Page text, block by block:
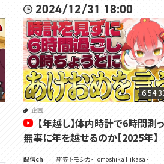
▽メンバーシップ
https://
n
▽チャンネル登録よろ
https://
▽ツイッターはここ
https://twitter.com/
2024/12/31 18:00
企画
【年越し】体内時計で6時間測
無事に年を越せるのか【2025年】
配信ch 緋笠トモシカ - Tomoshika Hikasa -